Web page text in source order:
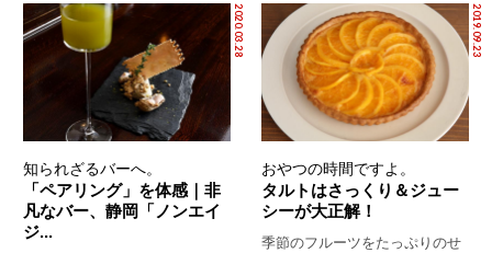
2020.03.28
知られざるバーへ。
「ペアリング」を体感｜非
凡なバー、静岡「ノンエイ
ジ...
2019.09.23
おやつの時間ですよ。
タルトはさっくり＆ジュー
シーが大正解！
季節のフルーツをたっぷりのせ